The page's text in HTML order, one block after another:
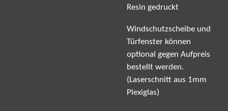
Resin gedruckt
Windschutzscheibe und
Türfenster können
optional gegen Aufpreis
bestellt werden.
(Laserschnitt aus 1mm
Plexiglas)